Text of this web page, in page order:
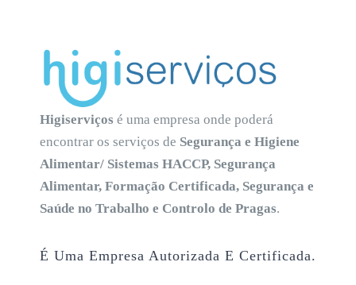
Higiserviços é uma empresa onde poderá
encontrar os serviços de Segurança e Higiene
Alimentar/ Sistemas HACCP, Segurança
Alimentar, Formação Certificada, Segurança e
Saúde no Trabalho e Controlo de Pragas.
É Uma Empresa Autorizada E Certificada.